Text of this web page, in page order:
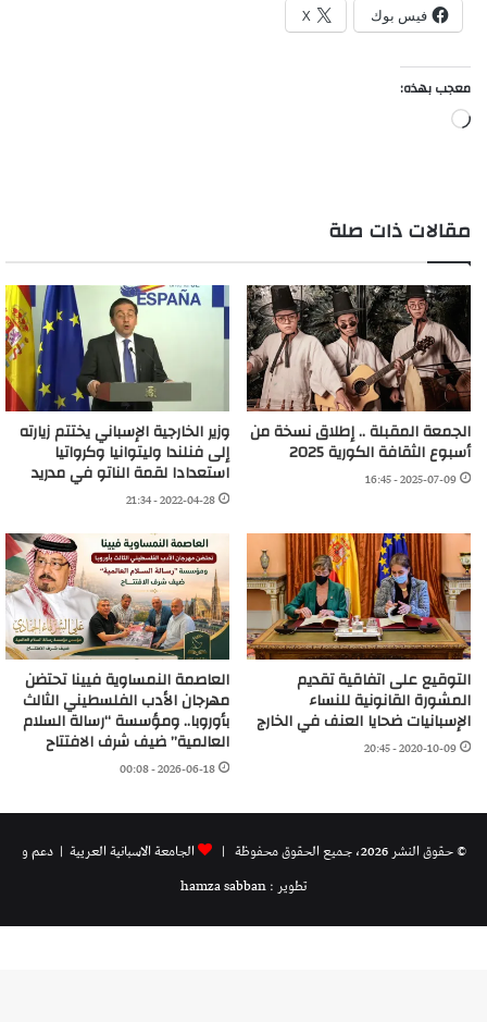
فيس بوك X
معجب بهذه:
جاري
مقالات ذات صلة
الجمعة المقبلة .. إطلاق نسخة من
أسبوع الثقافة الكورية 2025
2025-07-09 - 16:45
وزير الخارجية الإسباني يختتم زيارته
إلى فنلندا وليتوانيا وكرواتيا
استعدادا لقمة الناتو في مدريد
2022-04-28 - 21:34
التوقيع على اتفاقية تقديم
المشورة القانونية للنساء
الإسبانيات ضحايا العنف في الخارج
2020-10-09 - 20:45
العاصمة النمساوية فيينا تحتضن
مهرجان الأدب الفلسطيني الثالث
بأوروبا.. ومؤسسة “رسالة السلام
العالمية” ضيف شرف الافتتاح
2026-06-18 - 00:08
© حقوق النشر 2026، جميع الحقوق محفوظة | الجامعة الاسبانية العريية | دعم و
تطوير : hamza sabban